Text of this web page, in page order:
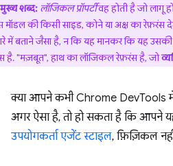
मुख्य शब्द: लॉजिकल प्रॉपर्टीवह होती है जो लागू
मॉडल की किसी साइड, कोने या अक्ष का रेफ़रंस
में बताने जैसा है, न कि यह मानकर कि यह उसकी
है. "मज़बूत", हाथ का लॉजिकल रेफ़रंस है, जो
क्या आपने कभी Chrome DevTools
अगर ऐसा है, तो हो सकता है कि आपने
उपयोगकर्ता एजेंट स्टाइल, फ़िज़िकल